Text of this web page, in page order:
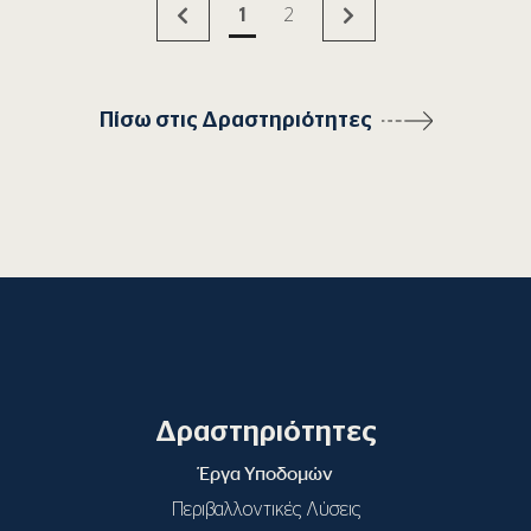
1 2
Πίσω στις Δραστηριότητες
Δραστηριότητες
Έργα Υποδομών
Περιβαλλοντικές Λύσεις